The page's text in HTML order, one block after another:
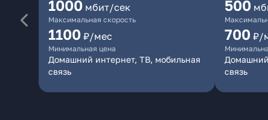
1000 мбит/сек
Максимальная скорость
1100 ₽/мес
Минимальная цена
Домашний интернет, ТВ, мобильная
связь
500
700 ₽/
связь